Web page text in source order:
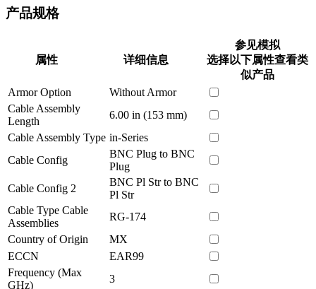
产品规格
属性 详细信息
参见模拟
选择以下属性查看类
似产品
Armor Option
Without Armor
Cable Assembly
Length
6.00 in (153 mm)
Cable Assembly Type in-Series
Cable Config
BNC Plug to BNC
Plug
Cable Config 2
BNC Pl Str to BNC
Pl Str
Cable Type Cable
Assemblies
RG-174
Country of Origin
MX
ECCN
EAR99
Frequency (Max
GHz)
3